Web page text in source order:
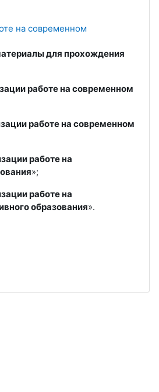
на современном
для прохождения
работе на современном
работе на современном
работе на
»;
работе на
образования».